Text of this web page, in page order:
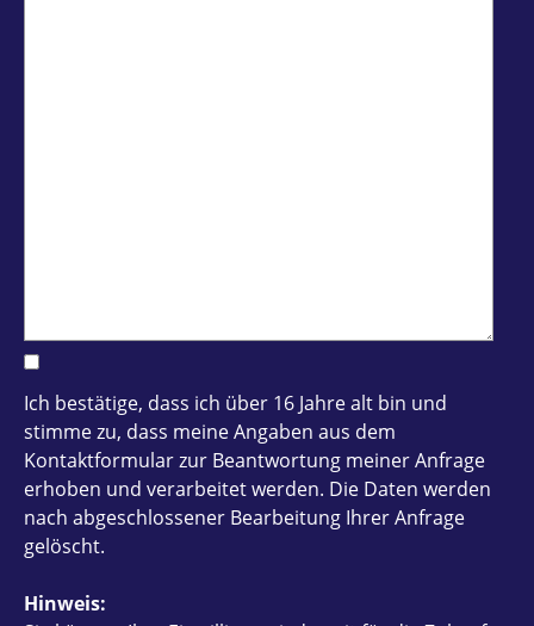
Ich bestätige, dass ich über 16 Jahre alt bin und
stimme zu, dass meine Angaben aus dem
Kontaktformular zur Beantwortung meiner Anfrage
erhoben und verarbeitet werden. Die Daten werden
nach abgeschlossener Bearbeitung Ihrer Anfrage
gelöscht.
Hinweis: